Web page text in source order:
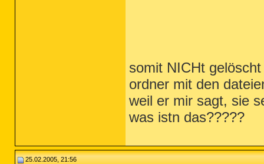
somit NICHt
ordner mit den
weil er mir sagt, sie
was istn das?????
25.02.2005, 21:56